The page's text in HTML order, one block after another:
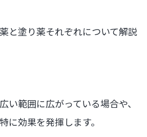
と塗り薬それぞれについて解説
い範囲に広がっている場合や、
に効果を発揮します。